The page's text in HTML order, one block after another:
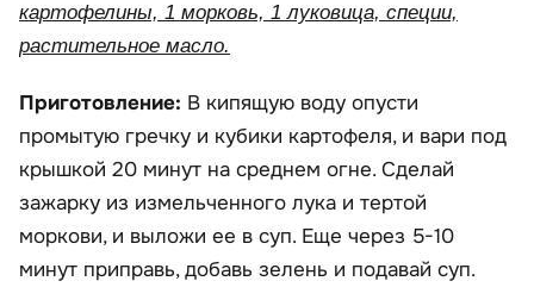
картофелины, 1 морковь, 1 луковица, специи,
растительное масло.
Приготовление: В кипящую воду опусти
промытую гречку и кубики картофеля, и вари под
крышкой 20 минут на среднем огне. Сделай
зажарку из измельченного лука и тертой
моркови, и выложи ее в суп. Еще через 5-10
минут приправь, добавь зелень и подавай суп.